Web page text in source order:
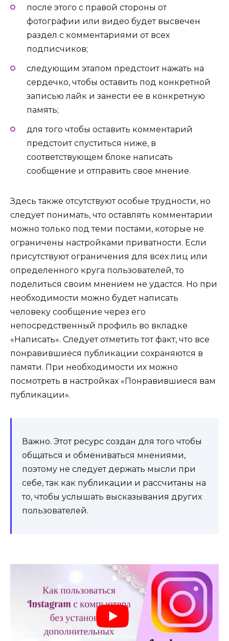
после этого с правой стороны от
фотографии или видео будет высвечен
раздел с комментариями от всех
подписчиков;
следующим этапом предстоит нажать на
сердечко, чтобы оставить под конкретной
записью лайк и занести ее в конкретную
память;
для того чтобы оставить комментарий
предстоит спуститься ниже, в
соответствующем блоке написать
сообщение и отправить свое мнение.
Здесь также отсутствуют особые трудности, но
следует понимать, что оставлять комментарии
можно только под теми постами, которые не
ограничены настройками приватности. Если
присутствуют ограничения для всех лиц или
определенного круга пользователей, то
поделиться своим мнением не удастся. Но при
необходимости можно будет написать
человеку сообщение через его
непосредственный профиль во вкладке
«Написать». Следует отметить тот факт, что все
понравившиеся публикации сохраняются в
памяти. При необходимости их можно
посмотреть в настройках «Понравившиеся вам
публикации».
Важно. Этот ресурс создан для того чтобы
общаться и обмениваться мнениями,
поэтому не следует держать мысли при
себе, так как публикации и рассчитаны на
то, чтобы услышать высказывания других
пользователей.